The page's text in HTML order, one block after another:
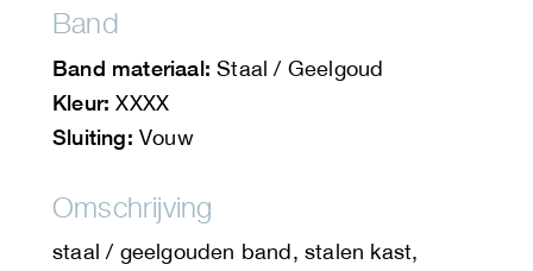
Band
Band materiaal: Staal / Geelgoud
Kleur: XXXX
Sluiting: Vouw
Omschrijving
staal / geelgouden band, stalen kast,